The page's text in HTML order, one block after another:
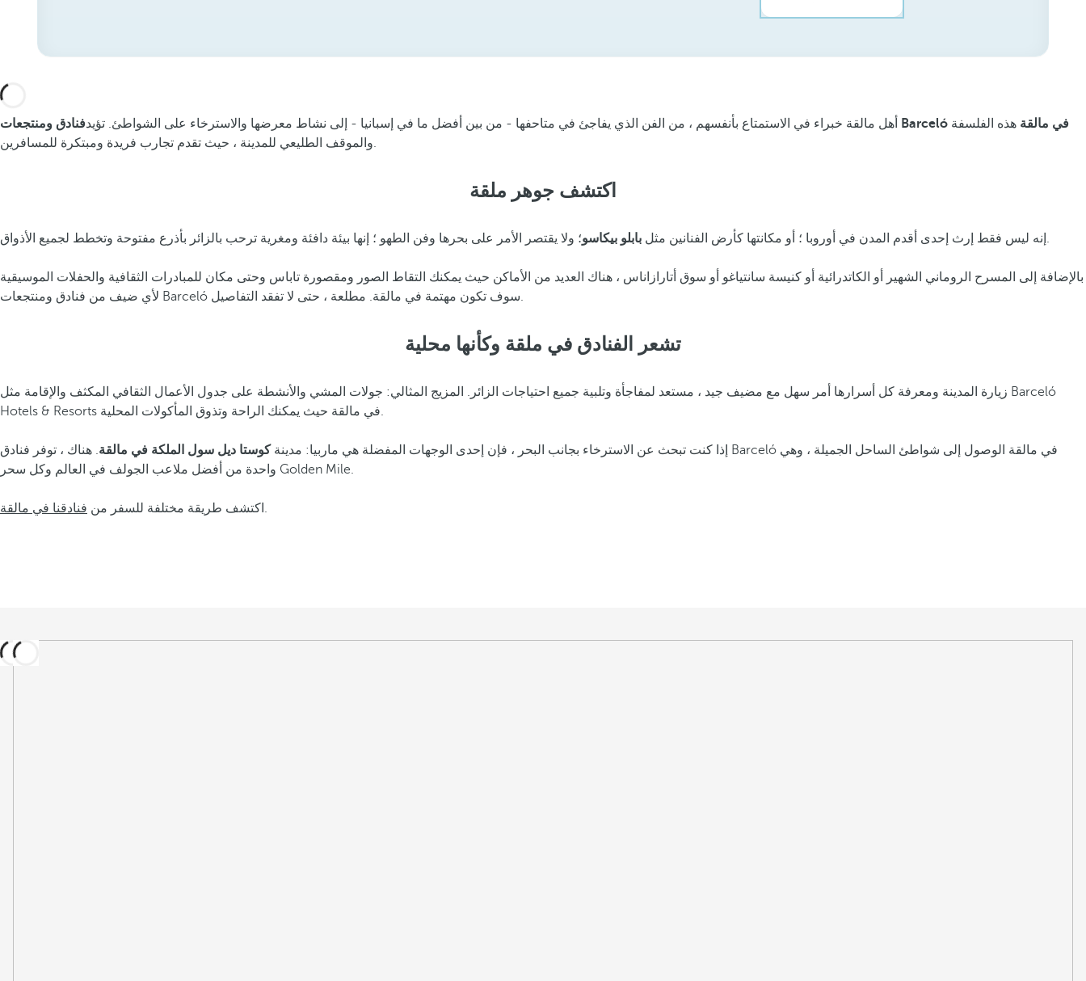
أهل مالقة خبراء في الاستمتاع بأنفسهم ، من الفن الذي يفاجئ في متاحفها - من بين أفضل ما في إسبانيا - إلى نشاط معرضها والاسترخاء على الشواطئ. تؤيد فنادق ومنتجعات Barceló في مالقة هذه الفلسفة
والموقف الطليعي للمدينة ، حيث تقدم تجارب فريدة ومبتكرة للمسافرين.
اكتشف جوهر ملقة
إنه ليس فقط إرث إحدى أقدم المدن في أوروبا ؛ أو مكانتها كأرض الفنانين مثل بابلو بيكاسو ؛ ولا يقتصر الأمر على بحرها وفن الطهو ؛ إنها بيئة دافئة ومغرية ترحب بالزائر بأذرع مفتوحة وتخطط لجميع الأذواق.
بالإضافة إلى المسرح الروماني الشهير أو الكاتدرائية أو كنيسة سانتياغو أو سوق أتارازاناس ، هناك العديد من الأماكن حيث يمكنك التقاط الصور ومقصورة تاباس وحتى مكان للمبادرات الثقافية والحفلات الموسيقية
لأي ضيف من فنادق ومنتجعات Barceló سوف تكون مهتمة في مالقة. مطلعة ، حتى لا تفقد التفاصيل.
تشعر الفنادق في ملقة وكأنها محلية
زيارة المدينة ومعرفة كل أسرارها أمر سهل مع مضيف جيد ، مستعد لمفاجأة وتلبية جميع احتياجات الزائر. المزيج المثالي: جولات المشي والأنشطة على جدول الأعمال الثقافي المكثف والإقامة مثل Barceló
Hotels & Resorts في مالقة حيث يمكنك الراحة وتذوق المأكولات المحلية.
إذا كنت تبحث عن الاسترخاء بجانب البحر ، فإن إحدى الوجهات المفضلة هي ماربيا: مدينةكوستا ديل سول الملكة في مالقة. هناك ، توفر فنادق Barceló في مالقة الوصول إلى شواطئ الساحل الجميلة ، وهي
واحدة من أفضل ملاعب الجولف في العالم وكل سحر Golden Mile.
اكتشف طريقة مختلفة للسفر من فنادقنا في مالقة .